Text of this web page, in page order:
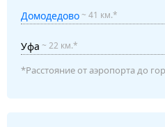
Домодедово~ 41 км.*
Уфа ~ 22 км.*
*Расстояние от аэропорта до